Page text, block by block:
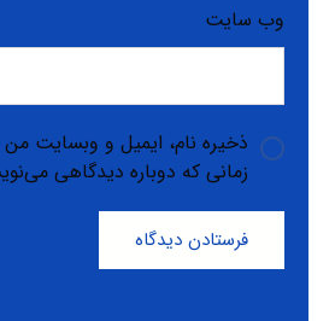
وب‌ سایت
ذخیره نام، ایمیل و وبسایت من
زمانی که دوباره دیدگاهی
فرستادن دیدگاه